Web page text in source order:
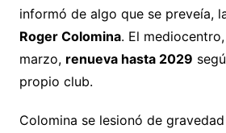
informó de algo que se preveía,
Roger Colomina. El
marzo, renueva hasta 2029
propio club.
Colomina se lesionó de